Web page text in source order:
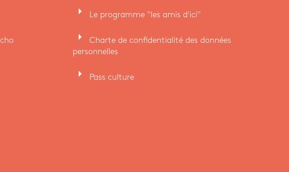
arrow_right Le programme "les amis d'ici"
arrow_right
Charte de confidentialité des données
personnelles
arrow_right Pass culture